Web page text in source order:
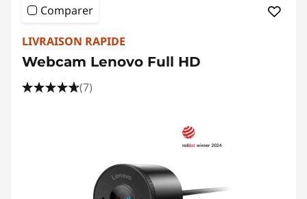
Comparer
LIVRAISON RAPIDE
Webcam Lenovo Full HD
(7)